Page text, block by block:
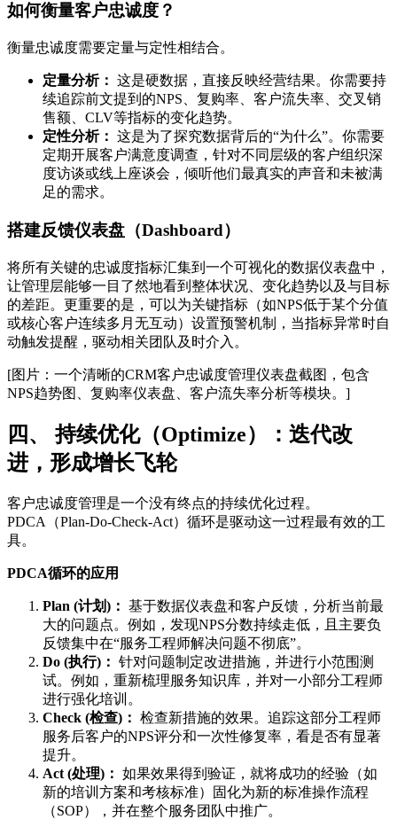
如何衡量客户忠诚度？
衡量忠诚度需要定量与定性相结合。
定量分析： 这是硬数据，直接反映经营结果。你需要持
续追踪前文提到的NPS、复购率、客户流失率、交叉销
售额、CLV等指标的变化趋势。
定性分析： 这是为了探究数据背后的“为什么”。你需要
定期开展客户满意度调查，针对不同层级的客户组织深
度访谈或线上座谈会，倾听他们最真实的声音和未被满
足的需求。
搭建反馈仪表盘（Dashboard）
将所有关键的忠诚度指标汇集到一个可视化的数据仪表盘中，
让管理层能够一目了然地看到整体状况、变化趋势以及与目标
的差距。更重要的是，可以为关键指标（如NPS低于某个分值
或核心客户连续多月无互动）设置预警机制，当指标异常时自
动触发提醒，驱动相关团队及时介入。
[图片：一个清晰的CRM客户忠诚度管理仪表盘截图，包含
NPS趋势图、复购率仪表盘、客户流失率分析等模块。]
四、 持续优化（Optimize）：迭代改
进，形成增长飞轮
客户忠诚度管理是一个没有终点的持续优化过程。
PDCA（Plan-Do-Check-Act）循环是驱动这一过程最有效的工
具。
PDCA循环的应用
Plan (计划)： 基于数据仪表盘和客户反馈，分析当前最
大的问题点。例如，发现NPS分数持续走低，且主要负
反馈集中在“服务工程师解决问题不彻底”。
Do (执行)： 针对问题制定改进措施，并进行小范围测
试。例如，重新梳理服务知识库，并对一小部分工程师
进行强化培训。
Check (检查)： 检查新措施的效果。追踪这部分工程师
服务后客户的NPS评分和一次性修复率，看是否有显著
提升。
Act (处理)： 如果效果得到验证，就将成功的经验（如
新的培训方案和考核标准）固化为新的标准操作流程
（SOP），并在整个服务团队中推广。